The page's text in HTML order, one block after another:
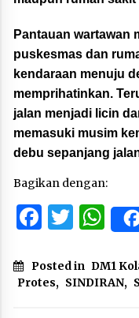
Pantauan wartawan
puskesmas dan
kendaraan menuju
memprihatinkan.
jalan menjadi licin
memasuki musim
debu sepanjang
Bagikan dengan:
Posted in DM1
Protes, SINDIRAN,